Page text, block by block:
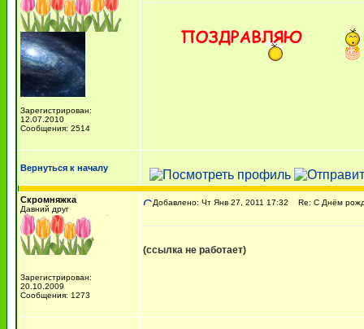
Зарегистрирован:
12.07.2010
Сообщения: 2514
Вернуться к началу
Скромняжка
Давний друг
Зарегистрирован:
20.10.2009
Сообщения: 1273
Добавлено: Чт Янв 27, 2011 17:32 Re: С Днём
(ссылка не работает)